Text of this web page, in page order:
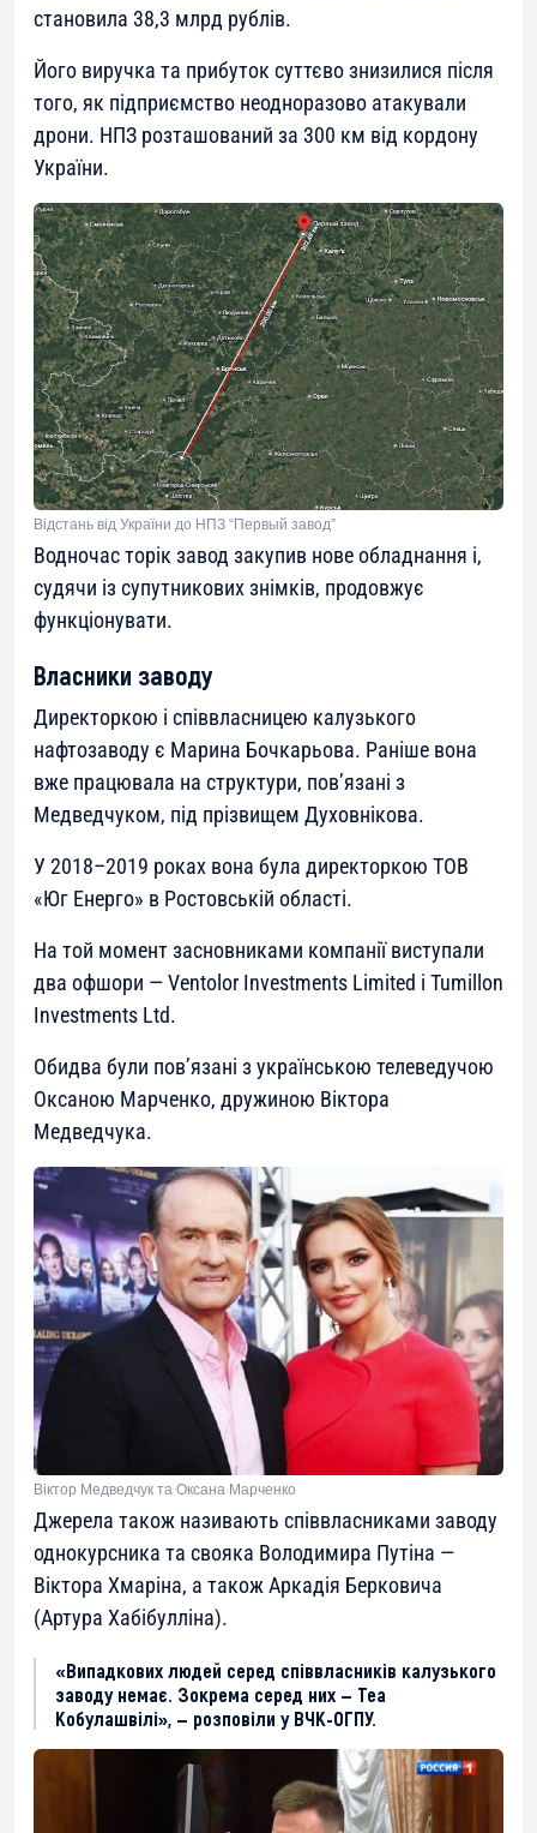
становила 38,3 млрд рублів.
Його виручка та прибуток суттєво знизилися після
того, як підприємство неодноразово атакували
дрони. НПЗ розташований за 300 км від кордону
України.
Відстань від України до НПЗ “Первый завод”
Водночас торік завод закупив нове обладнання і,
судячи із супутникових знімків, продовжує
функціонувати.
Власники заводу
Директоркою і співвласницею калузького
нафтозаводу є Марина Бочкарьова. Раніше вона
вже працювала на структури, пов’язані з
Медведчуком, під прізвищем Духовнікова.
У 2018–2019 роках вона була директоркою ТОВ
«Юг Енерго» в Ростовській області.
На той момент засновниками компанії виступали
два офшори — Ventolor Investments Limited і Tumillon
Investments Ltd.
Обидва були пов’язані з українською телеведучою
Оксаною Марченко, дружиною Віктора
Медведчука.
Віктор Медведчук та Оксана Марченко
Джерела також називають співвласниками заводу
однокурсника та свояка Володимира Путіна —
Віктора Хмаріна, а також Аркадія Берковича
(Артура Хабібулліна).
«Випадкових людей серед співвласників калузького
заводу немає. Зокрема серед них — Теа
Кобулашвілі», — розповіли у ВЧК-ОГПУ.